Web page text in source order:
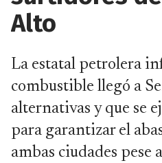
Alto
La estatal petrolera
combustible llegó a
alternativas y que se
para garantizar el
ambas ciudades pese